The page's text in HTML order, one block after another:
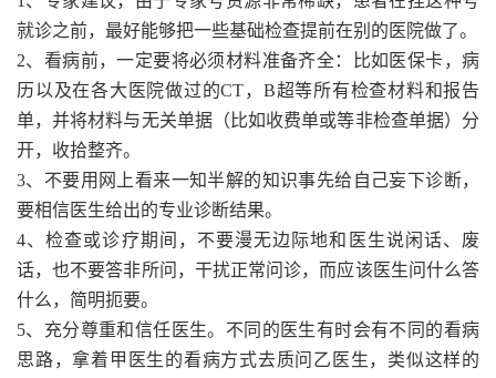
就诊之前，最好能够把一些基础检查提前在别的医院做了。
2、看病前，一定要将必须材料准备齐全：比如医保卡，病
历以及在各大医院做过的CT，B超等所有检查材料和报告
单，并将材料与无关单据（比如收费单或等非检查单据）分
开，收拾整齐。
3、不要用网上看来一知半解的知识事先给自己妄下诊断，
要相信医生给出的专业诊断结果。
4、检查或诊疗期间，不要漫无边际地和医生说闲话、废
话，也不要答非所问，干扰正常问诊，而应该医生问什么答
什么，简明扼要。
5、充分尊重和信任医生。不同的医生有时会有不同的看病
思路，拿着甲医生的看病方式去质问乙医生，类似这样的